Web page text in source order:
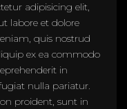
adipisicing elit,
labore et dolore
quis nostrud
ex ea commodo
in
nulla pariatur.
proident, sunt in